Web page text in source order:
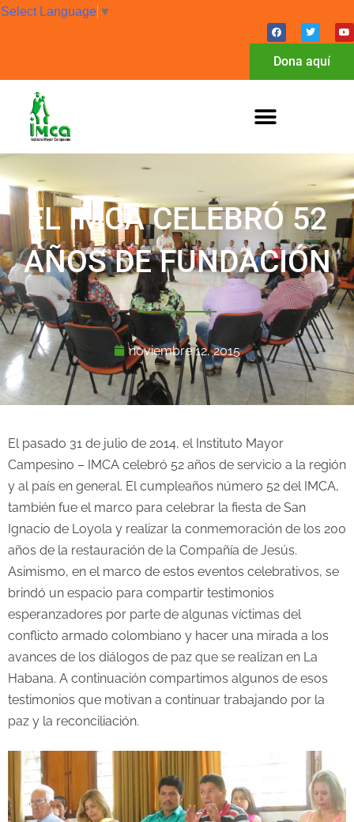
Select Language ▼
Dona aquí
EL IMCA CELEBRÓ 52
AÑOS DE FUNDACIÓN
noviembre 12, 2015
El pasado 31 de julio de 2014, el Instituto Mayor
Campesino – IMCA celebró 52 años de servicio a la región
y al país en general. El cumpleaños número 52 del IMCA,
también fue el marco para celebrar la fiesta de San
Ignacio de Loyola y realizar la conmemoración de los 200
años de la restauración de la Compañía de Jesús.
Asimismo, en el marco de estos eventos celebrativos, se
brindó un espacio para compartir testimonios
esperanzadores por parte de algunas víctimas del
conflicto armado colombiano y hacer una mirada a los
avances de los diálogos de paz que se realizan en La
Habana. A continuación compartimos algunos de esos
testimonios que motivan a continuar trabajando por la
paz y la reconciliación.